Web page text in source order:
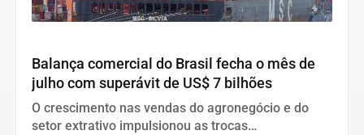
Balança comercial do Brasil fecha o mês de
julho com superávit de US$ 7 bilhões
O crescimento nas vendas do agronegócio e do
setor extrativo impulsionou as trocas